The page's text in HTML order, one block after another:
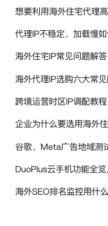
代理IP不稳定、加载慢
海外代理IP选购六大常